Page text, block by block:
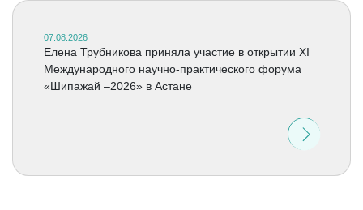
07.08.2026
Елена Трубникова приняла участие в открытии XI
Международного научно-практического форума
«Шипажай –2026» в Астане